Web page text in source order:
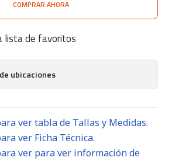
COMPRAR AHORA
lista de favoritos
ubicaciones
ver tabla de Tallas y Medidas.
ver Ficha Técnica.
ver para ver información de